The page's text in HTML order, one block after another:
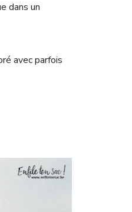
dans un
avec parfois